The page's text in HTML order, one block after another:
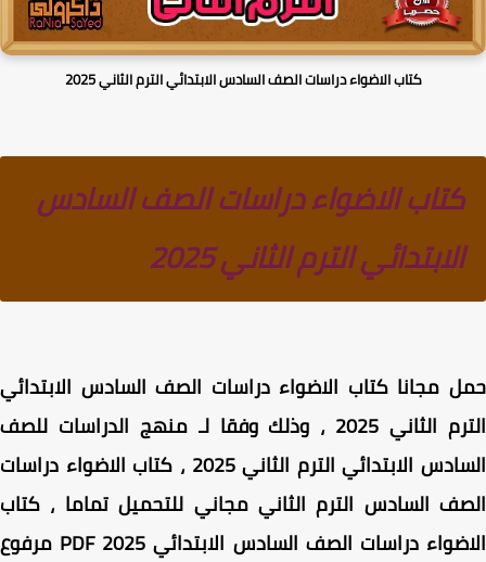
كتاب الاضواء دراسات الصف السادس الابتدائي الترم الثاني 2025
كتاب الاضواء دراسات الصف السادس
الابتدائي الترم الثاني 2025
مجاناكتاب الاضواء دراسات الصف السادس الابتدائي
الثاني 2025 ، وذلك
وفقا لـمنهج الدراسات للصف
الابتدائي الترم الثاني 2025
، كتاب الاضواء دراسات
السادس الترم الثاني مجاني للتحميل تماما ، كتاب
الاضواء دراسات الصف السادس الابتدائي PDF 2025 مرفوع